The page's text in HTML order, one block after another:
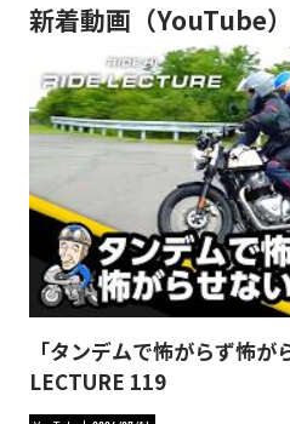
新着動画（YouTube）
「タンデムで怖がらず怖
LECTURE 119